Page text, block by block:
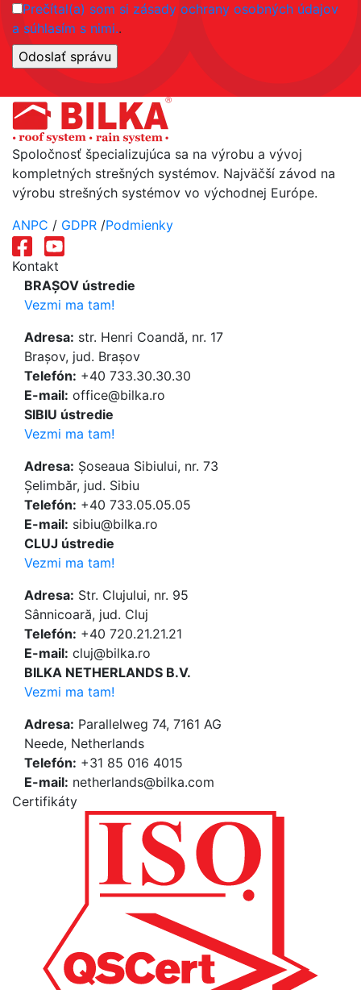
Prečítal(a) som si zásady ochrany osobných údajov
a súhlasím s nimi..
Spoločnosť špecializujúca sa na výrobu a vývoj
kompletných strešných systémov. Najväčší závod na
výrobu strešných systémov vo východnej Európe.
ANPC / GDPR /Podmienky
Kontakt
BRAȘOV ústredie
Vezmi ma tam!
Adresa: str. Henri Coandă, nr. 17
Brașov, jud. Brașov
Telefón: +40 733.30.30.30
E-mail: office@bilka.ro
SIBIU ústredie
Vezmi ma tam!
Adresa: Șoseaua Sibiului, nr. 73
Șelimbăr, jud. Sibiu
Telefón: +40 733.05.05.05
E-mail: sibiu@bilka.ro
CLUJ ústredie
Vezmi ma tam!
Adresa: Str. Clujului, nr. 95
Sânnicoară, jud. Cluj
Telefón: +40 720.21.21.21
E-mail: cluj@bilka.ro
BILKA NETHERLANDS B.V.
Vezmi ma tam!
Adresa: Parallelweg 74, 7161 AG
Neede, Netherlands
Telefón: +31 85 016 4015
E-mail: netherlands@bilka.com
Certifikáty